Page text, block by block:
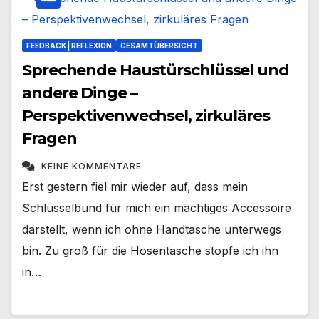
FEEDBACK | REFLEXION GESAMTÜBERSICHT
Sprechende Haustürschlüssel und
andere Dinge –
Perspektivenwechsel, zirkuläres
Fragen
KEINE KOMMENTARE
Erst gestern fiel mir wieder auf, dass mein
Schlüsselbund für mich ein mächtiges Accessoire
darstellt, wenn ich ohne Handtasche unterwegs
bin. Zu groß für die Hosentasche stopfe ich ihn
in…